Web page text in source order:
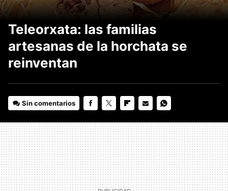
Teleorxata: las familias
artesanas de la horchata se
reinventan
Sin comentarios
MAIL